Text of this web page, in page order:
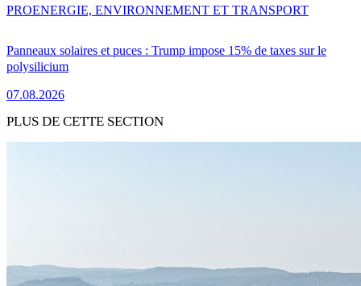
Panneaux solaires et puces : Trump impose 15% de taxes sur le
polysilicium
07.08.2026
PROENERGIE, ENVIRONNEMENT ET TRANSPORT
PLUS DE CETTE SECTION